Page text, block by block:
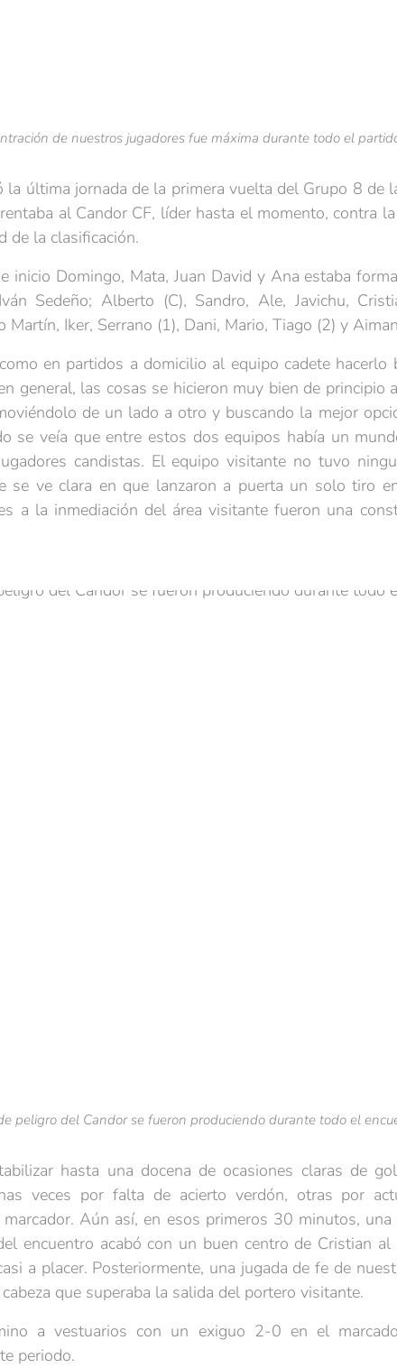
de nuestros jugadores fue máxima durante todo el
la última jornada de la primera vuelta del Grupo 8 de
al Candor CF, líder hasta el momento, contra
de la clasificación.
inicio Domingo, Mata, Juan David y Ana estaba
Sedeño; Alberto (C), Sandro, Ale, Javichu,
Martín, Iker, Serrano (1), Dani, Mario, Tiago (2) y
en partidos a domicilio al equipo cadete hacerlo
general, las cosas se hicieron muy bien de principio
de un lado a otro y buscando la mejor
se veía que entre estos dos equipos había un
candistas. El equipo visitante no tuvo
se ve clara en que lanzaron a puerta un solo tiro
a la inmediación del área visitante fueron una
peligro del Candor se fueron produciendo durante todo el
hasta una docena de ocasiones claras de
veces por falta de acierto verdón, otras por
Aún así, en esos primeros 30 minutos, una
encuentro acabó con un buen centro de Cristian al
a placer. Posteriormente, una jugada de fe de
que superaba la salida del portero visitante.
a vestuarios con un exiguo 2-0 en el
periodo.